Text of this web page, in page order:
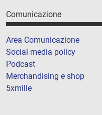
Comunicazione
Area Comunicazione
Social media policy
Podcast
Merchandising e shop
5xmille